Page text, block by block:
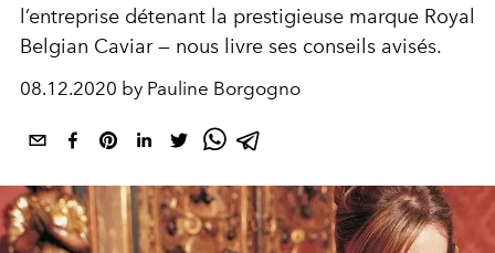
l’entreprise détenant la prestigieuse marque Royal
Belgian Caviar — nous livre ses conseils avisés.
08.12.2020 by Pauline Borgogno